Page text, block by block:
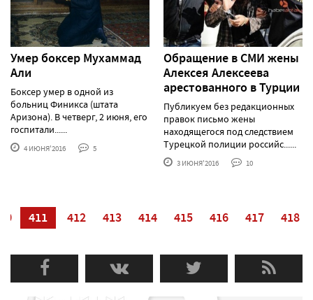
Умер боксер Мухаммад
Али
Боксер умер в одной из
больниц Финикса (штата
Аризона). В четверг, 2 июня, его
госпитали......
4 ИЮНЯ'2016 5
Обращение в СМИ жены
Алексея Алексеева
арестованного в Турции
Публикуем без редакционных
правок письмо жены
находящегося под следствием
Турецкой полиции российс......
3 ИЮНЯ'2016 10
411 412 413 414 415 416 417 418